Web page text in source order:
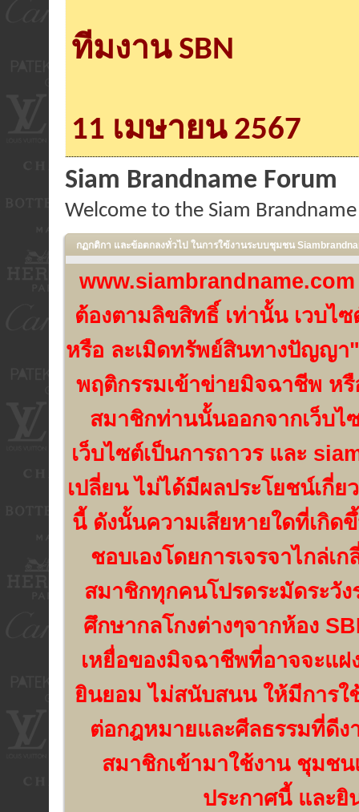
ทีมงาน SBN
11 เมษายน 2567
Siam Brandname Forum
Welcome to the Siam
กฏกติกา และข้อตกลงทั่วไป ในการใฃ้งานระบบชุมชน
ต้องตามลิขสิทธิ์ เท่านั้น เวบไ
หรือ ละเมิดทรัพย์สินทางปัญญ
พฤติกรรมเข้าข่ายมิจฉาชีพ ห
สมาชิกท่านนั้นออกจากเว็บ
เว็บไซต์เป็นการถาวร และ
เปลี่ยน ไม่ได้มีผลประโยชน์เกี่
นี้ ดังนั้นความเสียหายใดที่เกิด
ชอบเองโดยการเจรจาไกล่
สมาชิกทุกคนโปรดระมัดระวั
ศึกษากลโกงต่างๆจากห้อง
เหยื่อของมิจฉาชีพที่อาจจะแฝ
ยินยอม ไม่สนับสนน ให้มีการใ
ต่อกฎหมายและศีลธรรมที่ดีง
สมาชิกเข้ามาใช้งาน ชุมชน
ประกาศนี้ และ